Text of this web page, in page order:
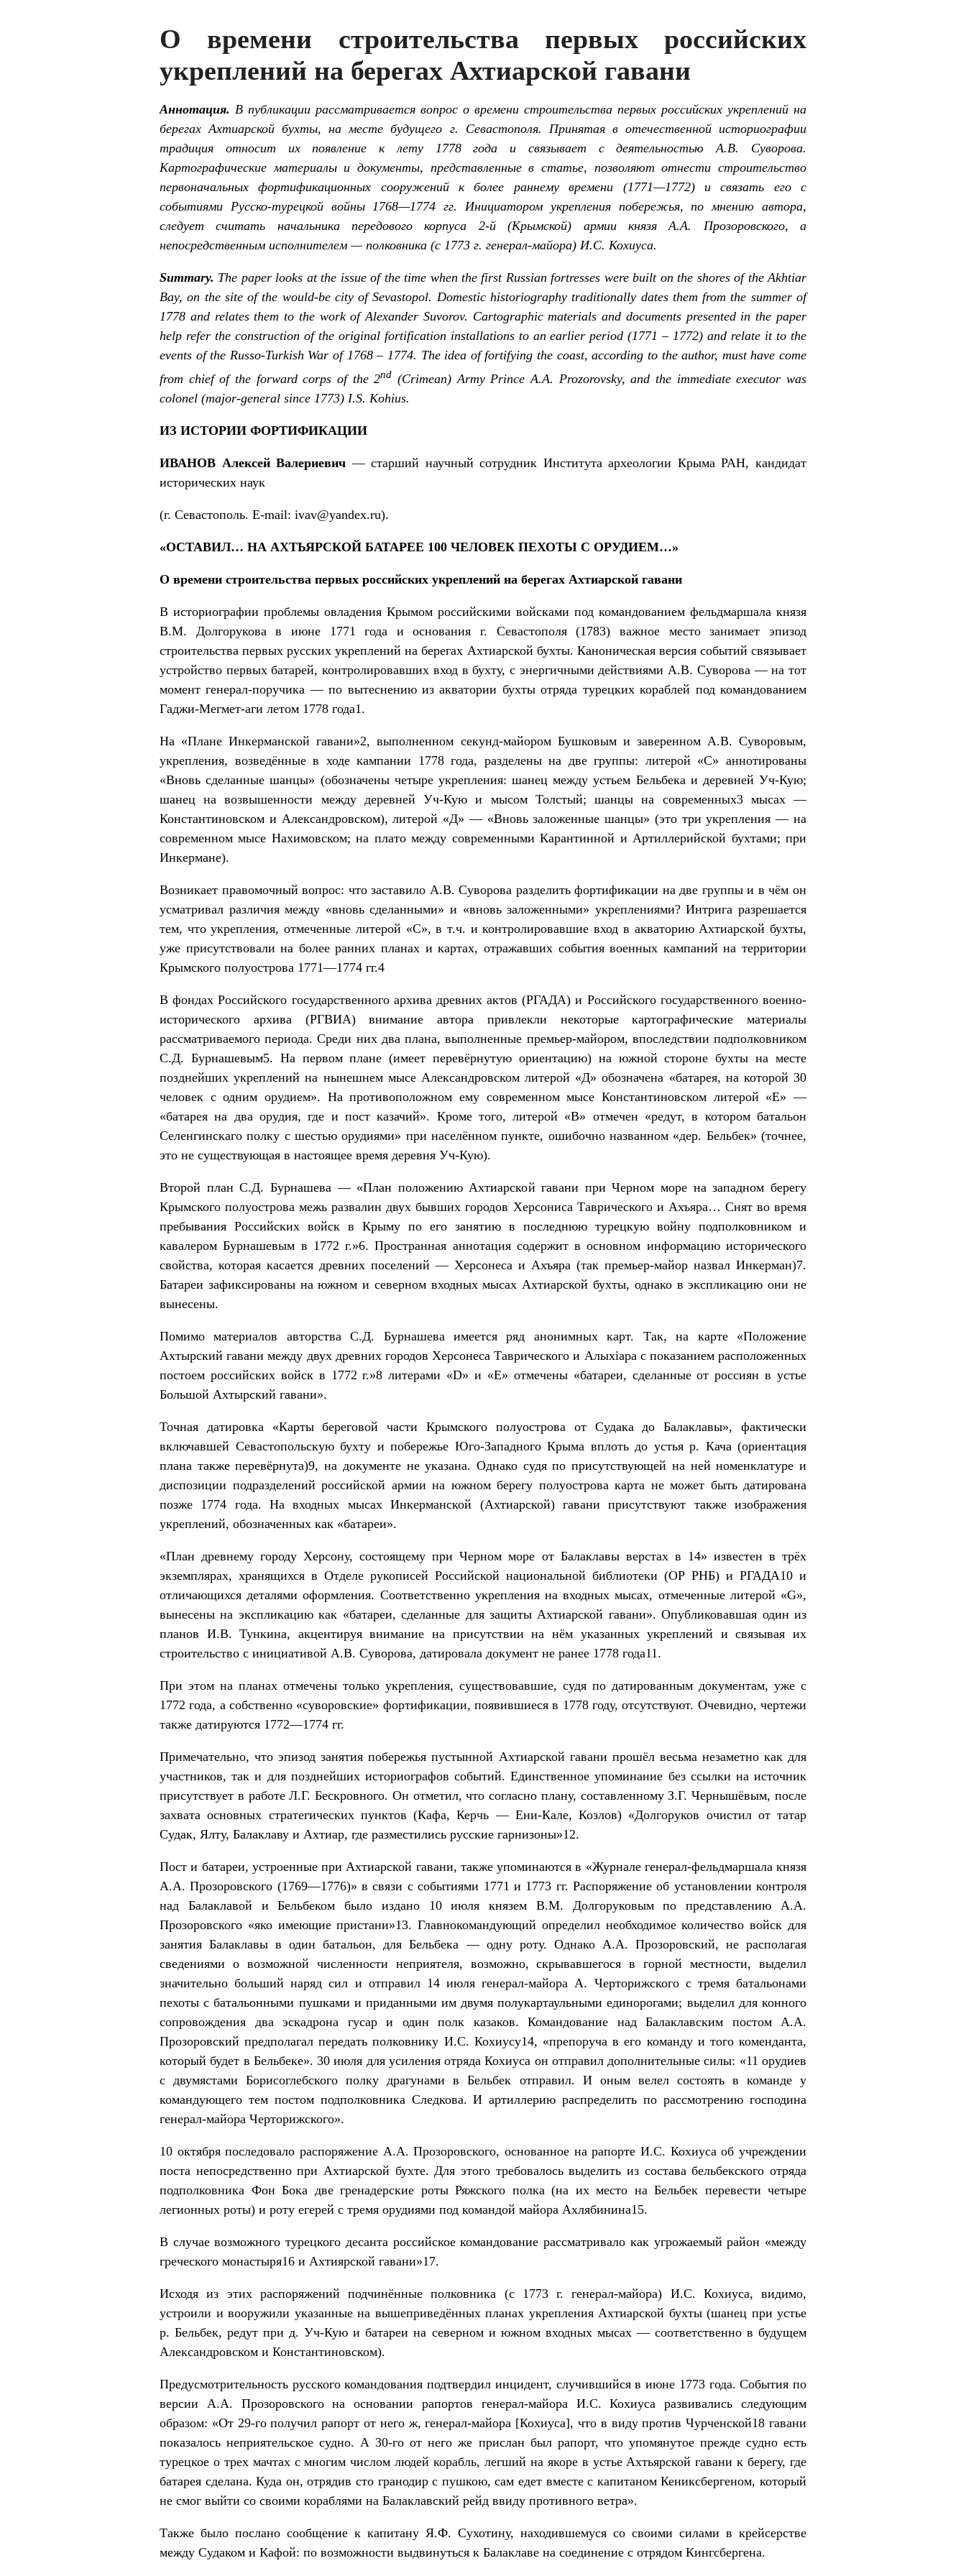
О времени строительства первых российских
укреплений на берегах Ахтиарской гавани
Аннотация. В публикации рассматривается вопрос о времени строительства первых российских укреплений на
берегах Ахтиарской бухты, на месте будущего г. Севастополя. Принятая в отечественной историографии
традиция относит их появление к лету 1778 года и связывает с деятельностью А.В. Суворова.
Картографические материалы и документы, представленные в статье, позволяют отнести строительство
первоначальных фортификационных сооружений к более раннему времени (1771—1772) и связать его с
событиями Русско-турецкой войны 1768—1774 гг. Инициатором укрепления побережья, по мнению автора,
следует считать начальника передового корпуса 2-й (Крымской) армии князя А.А. Прозоровского, а
непосредственным исполнителем — полковника (с 1773 г. генерал-майора) И.С. Кохиуса.
Summary. The paper looks at the issue of the time when the first Russian fortresses were built on the shores of the Akhtiar
Bay, on the site of the would-be city of Sevastopol. Domestic historiography traditionally dates them from the summer of
1778 and relates them to the work of Alexander Suvorov. Cartographic materials and documents presented in the paper
help refer the construction of the original fortification installations to an earlier period (1771 – 1772) and relate it to the
events of the Russo-Turkish War of 1768 – 1774. The idea of fortifying the coast, according to the author, must have come
from chief of the forward corps of the 2nd (Crimean) Army Prince A.A. Prozorovsky, and the immediate executor was
colonel (major-general since 1773) I.S. Kohius.
ИЗ ИСТОРИИ ФОРТИФИКАЦИИ
ИВАНОВ Алексей Валериевич — старший научный сотрудник Института археологии Крыма РАН, кандидат
исторических наук
(г. Севастополь. E-mail: ivav@yandex.ru).
«ОСТАВИЛ… НА АХТЬЯРСКОЙ БАТАРЕЕ 100 ЧЕЛОВЕК ПЕХОТЫ С ОРУДИЕМ…»
О времени строительства первых российских укреплений на берегах Ахтиарской гавани
В историографии проблемы овладения Крымом российскими войсками под командованием фельдмаршала князя
В.М. Долгорукова в июне 1771 года и основания г. Севастополя (1783) важное место занимает эпизод
строительства первых русских укреплений на берегах Ахтиарской бухты. Каноническая версия событий связывает
устройство первых батарей, контролировавших вход в бухту, с энергичными действиями А.В. Суворова — на тот
момент генерал-поручика — по вытеснению из акватории бухты отряда турецких кораблей под командованием
Гаджи-Мегмет-аги летом 1778 года1.
На «Плане Инкерманской гавани»2, выполненном секунд-майором Бушковым и заверенном А.В. Суворовым,
укрепления, возведённые в ходе кампании 1778 года, разделены на две группы: литерой «С» аннотированы
«Вновь сделанные шанцы» (обозначены четыре укрепления: шанец между устьем Бельбека и деревней Уч-Кую;
шанец на возвышенности между деревней Уч-Кую и мысом Толстый; шанцы на современных3 мысах —
Константиновском и Александровском), литерой «Д» — «Вновь заложенные шанцы» (это три укрепления — на
современном мысе Нахимовском; на плато между современными Карантинной и Артиллерийской бухтами; при
Инкермане).
Возникает правомочный вопрос: что заставило А.В. Суворова разделить фортификации на две группы и в чём он
усматривал различия между «вновь сделанными» и «вновь заложенными» укреплениями? Интрига разрешается
тем, что укрепления, отмеченные литерой «С», в т.ч. и контролировавшие вход в акваторию Ахтиарской бухты,
уже присутствовали на более ранних планах и картах, отражавших события военных кампаний на территории
Крымского полуострова 1771—1774 гг.4
В фондах Российского государственного архива древних актов (РГАДА) и Российского государственного военно-
исторического архива (РГВИА) внимание автора привлекли некоторые картографические материалы
рассматриваемого периода. Среди них два плана, выполненные премьер-майором, впоследствии подполковником
С.Д. Бурнашевым5. На первом плане (имеет перевёрнутую ориентацию) на южной стороне бухты на месте
позднейших укреплений на нынешнем мысе Александровском литерой «Д» обозначена «батарея, на которой 30
человек с одним орудием». На противоположном ему современном мысе Константиновском литерой «Е» —
«батарея на два орудия, где и пост казачий». Кроме того, литерой «В» отмечен «редут, в котором батальон
Селенгинскаго полку с шестью орудиями» при населённом пункте, ошибочно названном «дер. Бельбек» (точнее,
это не существующая в настоящее время деревня Уч-Кую).
Второй план С.Д. Бурнашева — «План положению Ахтиарской гавани при Черном море на западном берегу
Крымского полуострова межь развалин двух бывших городов Херсониса Таврического и Ахъяра… Снят во время
пребывания Российских войск в Крыму по его занятию в последнюю турецкую войну подполковником и
кавалером Бурнашевым в 1772 г.»6. Пространная аннотация содержит в основном информацию исторического
свойства, которая касается древних поселений — Херсонеса и Ахъяра (так премьер-майор назвал Инкерман)7.
Батареи зафиксированы на южном и северном входных мысах Ахтиарской бухты, однако в экспликацию они не
вынесены.
Помимо материалов авторства С.Д. Бурнашева имеется ряд анонимных карт. Так, на карте «Положение
Ахтырский гавани между двух древних городов Херсонеса Таврического и Алыхiара с показанием расположенных
постоем российских войск в 1772 г.»8 литерами «D» и «E» отмечены «батареи, сделанные от россиян в устье
Большой Ахтырский гавани».
Точная датировка «Карты береговой части Крымского полуострова от Судака до Балаклавы», фактически
включавшей Севастопольскую бухту и побережье Юго-Западного Крыма вплоть до устья р. Кача (ориентация
плана также перевёрнута)9, на документе не указана. Однако судя по присутствующей на ней номенклатуре и
диспозиции подразделений российской армии на южном берегу полуострова карта не может быть датирована
позже 1774 года. На входных мысах Инкерманской (Ахтиарской) гавани присутствуют также изображения
укреплений, обозначенных как «батареи».
«План древнему городу Херсону, состоящему при Черном море от Балаклавы верстах в 14» известен в трёх
экземплярах, хранящихся в Отделе рукописей Российской национальной библиотеки (ОР РНБ) и РГАДА10 и
отличающихся деталями оформления. Соответственно укрепления на входных мысах, отмеченные литерой «G»,
вынесены на экспликацию как «батареи, сделанные для защиты Ахтиарской гавани». Опубликовавшая один из
планов И.В. Тункина, акцентируя внимание на присутствии на нём указанных укреплений и связывая их
строительство с инициативой А.В. Суворова, датировала документ не ранее 1778 года11.
При этом на планах отмечены только укрепления, существовавшие, судя по датированным документам, уже с
1772 года, а собственно «суворовские» фортификации, появившиеся в 1778 году, отсутствуют. Очевидно, чертежи
также датируются 1772—1774 гг.
Примечательно, что эпизод занятия побережья пустынной Ахтиарской гавани прошёл весьма незаметно как для
участников, так и для позднейших историографов событий. Единственное упоминание без ссылки на источник
присутствует в работе Л.Г. Бескровного. Он отметил, что согласно плану, составленному З.Г. Чернышёвым, после
захвата основных стратегических пунктов (Кафа, Керчь — Ени-Кале, Козлов) «Долгоруков очистил от татар
Судак, Ялту, Балаклаву и Ахтиар, где разместились русские гарнизоны»12.
Пост и батареи, устроенные при Ахтиарской гавани, также упоминаются в «Журнале генерал-фельдмаршала князя
А.А. Прозоровского (1769—1776)» в связи с событиями 1771 и 1773 гг. Распоряжение об установлении контроля
над Балаклавой и Бельбеком было издано 10 июля князем В.М. Долгоруковым по представлению А.А.
Прозоровского «яко имеющие пристани»13. Главнокомандующий определил необходимое количество войск для
занятия Балаклавы в один батальон, для Бельбека — одну роту. Однако А.А. Прозоровский, не располагая
сведениями о возможной численности неприятеля, возможно, скрывавшегося в горной местности, выделил
значительно больший наряд сил и отправил 14 июля генерал-майора А. Черторижского с тремя батальонами
пехоты с батальонными пушками и приданными им двумя полукартаульными единорогами; выделил для конного
сопровождения два эскадрона гусар и один полк казаков. Командование над Балаклавским постом А.А.
Прозоровский предполагал передать полковнику И.С. Кохиусу14, «препоруча в его команду и того коменданта,
который будет в Бельбеке». 30 июля для усиления отряда Кохиуса он отправил дополнительные силы: «11 орудиев
с двумястами Борисоглебского полку драгунами в Бельбек отправил. И оным велел состоять в команде у
командующего тем постом подполковника Следкова. И артиллерию распределить по рассмотрению господина
генерал-майора Черторижского».
10 октября последовало распоряжение А.А. Прозоровского, основанное на рапорте И.С. Кохиуса об учреждении
поста непосредственно при Ахтиарской бухте. Для этого требовалось выделить из состава бельбекского отряда
подполковника Фон Бока две гренадерские роты Ряжского полка (на их место на Бельбек перевести четыре
легионных роты) и роту егерей с тремя орудиями под командой майора Ахлябинина15.
В случае возможного турецкого десанта российское командование рассматривало как угрожаемый район «между
греческого монастыря16 и Ахтиярской гавани»17.
Исходя из этих распоряжений подчинённые полковника (с 1773 г. генерал-майора) И.С. Кохиуса, видимо,
устроили и вооружили указанные на вышеприведённых планах укрепления Ахтиарской бухты (шанец при устье
р. Бельбек, редут при д. Уч-Кую и батареи на северном и южном входных мысах — соответственно в будущем
Александровском и Константиновском).
Предусмотрительность русского командования подтвердил инцидент, случившийся в июне 1773 года. События по
версии А.А. Прозоровского на основании рапортов генерал-майора И.С. Кохиуса развивались следующим
образом: «От 29-го получил рапорт от него ж, генерал-майора [Кохиуса], что в виду против Чурченской18 гавани
показалось неприятельское судно. А 30-го от него же прислан был рапорт, что упомянутое прежде судно есть
турецкое о трех мачтах с многим числом людей корабль, легший на якоре в устье Ахтьярской гавани к берегу, где
батарея сделана. Куда он, отрядив сто гранодир с пушкою, сам едет вместе с капитаном Кениксбергеном, который
не смог выйти со своими кораблями на Балаклавский рейд ввиду противного ветра».
Также было послано сообщение к капитану Я.Ф. Сухотину, находившемуся со своими силами в крейсерстве
между Судаком и Кафой: по возможности выдвинуться к Балаклаве на соединение с отрядом Кингсбергена.